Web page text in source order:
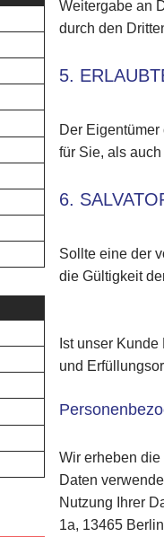
Weitergabe an
durch den
5.
Der
für Sie, als
6.
Sollte eine der
die Gültigkeit
Ist unser
und
Wir erheben
Daten
Nutzung Ihrer
1a, 13465 Berlin